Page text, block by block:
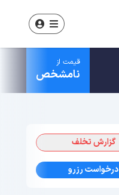
قیمت از
نامشخص
گزارش تخلف
درخواست رزرو